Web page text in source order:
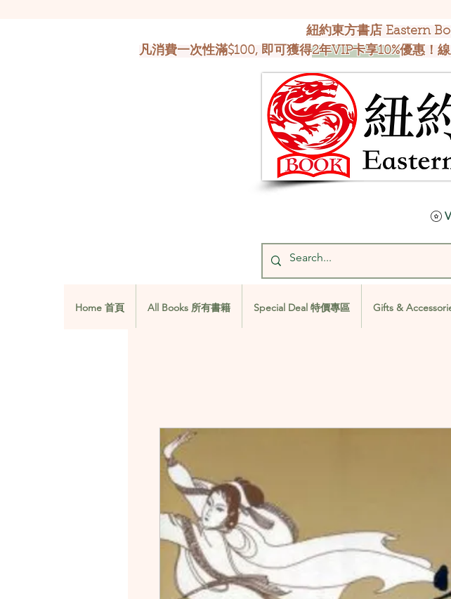
紐約東方書店 Eastern
凡消費一次性滿$100, 即可獲得2年VIP卡享10%優惠！
Home 首頁 All Books 所有書籍 Special Deal 特價專區 Gifts &
Home 首頁 All Books 所有書籍 Special Deal 特價專區 Gifts &